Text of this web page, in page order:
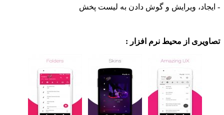
- ایجاد، ویرایش و گوش دادن به لیست پخش
تصاویری از محیط نرم افزار :